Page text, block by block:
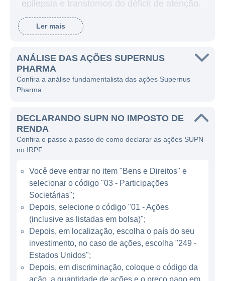
epilepsia e transtornos do déficit de atenção.
Desde sua fundação, a empresa tem
buscado desenvolver medicamentos que
totalmente tratadas, proporcionando assim
uma melhor qualidade de vida para os
pacientes que precisam desses
A atuação da Supernus Pharmaceuticals é
predominantemente no mercado americano,
onde a empresa distribui seus produtos.
comercialização de medicamentos que são
especialmente formulados para oferecer
terapias eficazes a pacientes com
necessidades específicas. A Supernus tem
um foco particular na epilepsia, e
desenvolver medicamentos que visam
reduzir as crises epilépticas foi uma das suas
principais iniciativas.
Ler mais
ANÁLISE DAS AÇÕES SUPERNUS
PHARMA
Confira a análise fundamentalista das ações Supernus
Pharma
DECLARANDO SUPN NO IMPOSTO DE
RENDA
Confira o passo a passo de como declarar as ações SUPN
no IRPF
Você deve entrar no item "Bens e Direitos" e
selecionar o código "03 - Participações
Societárias";
Depois, selecione o código "01 - Ações
(inclusive as listadas em bolsa)";
Depois, em localização, escolha o país do seu
investimento, no caso de ações, escolha "249 -
Estados Unidos";
Depois, em discriminação, coloque o código da
ação, a quantidade de ações e o preço pago em